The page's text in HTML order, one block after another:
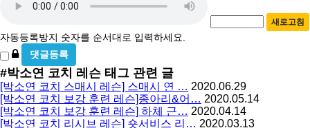
수
록
방
지
새로고침
자동등록방지 숫자를 순서대로 입력하세요.
비
밀
글
사
용
#박소연 코치 레슨 태그 관련 글
[박소연 코치 스매시 레슨] 스매시 연 … 2020.06.29
[박소연 코치 보강 훈련 레슨]종아리&어… 2020.05.14
[박소연 코치 보강 훈련 레슨] 하체 근… 2020.04.14
[박소연 코치 리시브 레슨] 숏서비스 리… 2020.03.13